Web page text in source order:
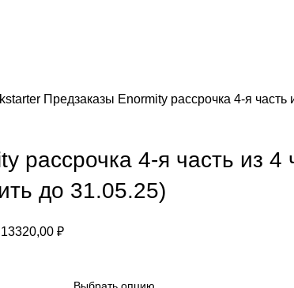
Предзаказы Enormity рассрочка 4-я часть
рассрочка 4-я часть из 4
до 31.05.25)
13320,00 ₽